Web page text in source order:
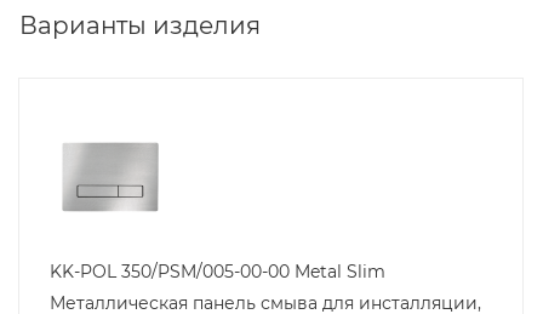
Варианты изделия
KK-POL 350/PSM/005-00-00 Metal Slim
Металлическая панель смыва для инсталляции,